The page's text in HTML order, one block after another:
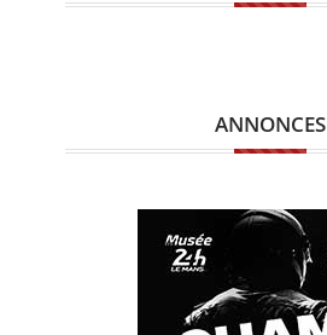
ANNONCES